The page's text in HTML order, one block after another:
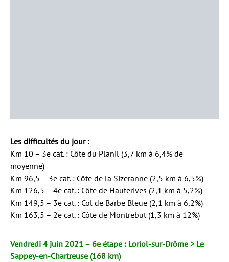
Les difficultés du jour :
Km 10 – 3e cat. : Côte du Planil (3,7 km à 6,4% de
moyenne)
Km 96,5 – 3e cat. : Côte de la Sizeranne (2,5 km à 6,5%)
Km 126,5 – 4e cat. : Côte de Hauterives (2,1 km à 5,2%)
Km 149,5 – 3e cat. : Col de Barbe Bleue (2,1 km à 6,2%)
Km 163,5 – 2e cat. : Côte de Montrebut (1,3 km à 12%)
Vendredi 4 juin 2021 – 6e étape : Loriol-sur-Drôme > Le
Sappey-en-Chartreuse (168 km)